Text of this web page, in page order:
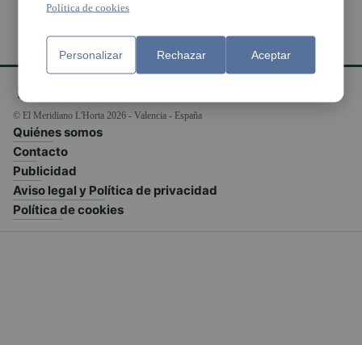
© El Meridiano L'Horta 2026 - Valencia - España
Quiénes somos
Contacto
Publicidad
Aviso legal y Política de privacidad
Política de cookies
Política de cookies
Personalizar Rechazar Aceptar